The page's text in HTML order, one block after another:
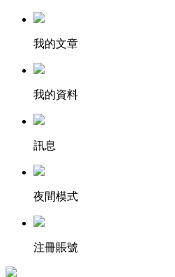
我的文章
我的資料
訊息
夜間模式
注冊賬號